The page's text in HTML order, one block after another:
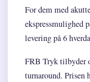
For dem med
ekspressmulighed
levering på 6
FRB Tryk tilbyder
turnaround. Prisen